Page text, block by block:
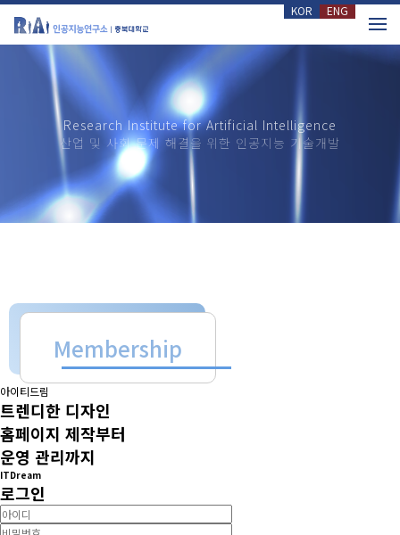
KOR ENG
Research Institute for Artificial Intelligence
산업 및 사회 문제 해결을 위한 인공지능 기술개발
Membership
아이티드림
트렌디한 디자인
홈페이지 제작부터
운영 관리까지
ITDream
로그인